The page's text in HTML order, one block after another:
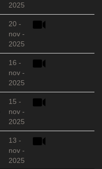
2025
20 -
nov -
2025
16 -
nov -
2025
15 -
nov -
2025
13 -
nov -
2025